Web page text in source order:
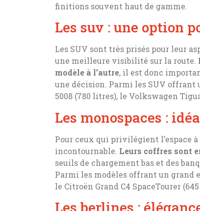
finitions souvent haut de gamme.
Les suv : une option
Les SUV sont très prisés pour leur
une meilleure visibilité sur la route.
modèle à l’autre, il est donc
une décision. Parmi les SUV offrant
5008 (780 litres), le Volkswagen
Les monospaces :
Pour ceux qui privilégient l’espace
incontournable. Leurs coffres sont
seuils de chargement bas et des
Parmi les modèles offrant un grand
le Citroën Grand C4 SpaceTourer
Les berlines :